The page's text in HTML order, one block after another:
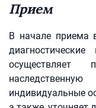
Прием
В начале приема
осуществляет
индивидуальные